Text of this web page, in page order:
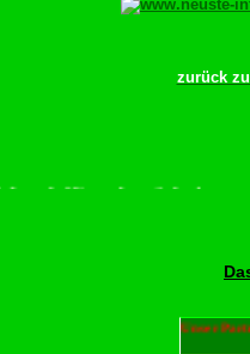
zurück
bewächn!